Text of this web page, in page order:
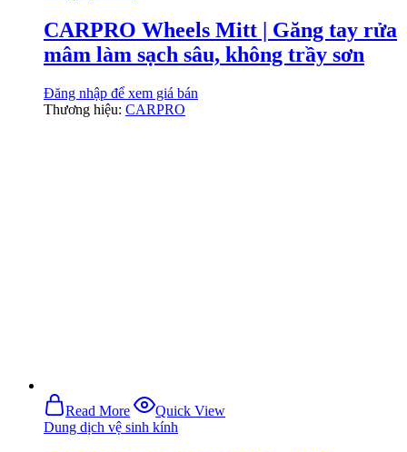
CARPRO Wheels Mitt | Găng tay rửa
mâm làm sạch sâu, không trầy sơn
Đăng nhập để xem giá bán
Thương hiệu: CARPRO
Read More
Quick View
Dung dịch vệ sinh kính